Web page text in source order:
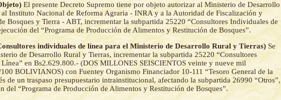
El presente Decreto Supremo tiene por objeto autorizar al Ministerio de Desarrollo
Instituto Nacional de Reforma Agraria - INRA y a la Autoridad de Fiscalización y
Bosques y Tierra - ABT, incrementar la subpartida 25220 “Consultores Individuales de
del “Programa de Producción de Alimentos y Restitución de Bosques”.
individuales de línea para el Ministerio de Desarrollo Rural y Tierras) Se
de Desarrollo Rural y Tierras, incrementar la subpartida 25220 “Consultores
en Bs2.629.800.- (DOS MILLONES SEISCIENTOS veinte y nueve mil
BOLIVIANOS) con Fuentey Organismo Financiador 10-111 “Tesoro General de la
de un traspaso presupuestario intrainstitucional, afectando la subpartida 26990 “Otros”,
del “Programa de Producción de Alimentos y Restitución de Bosques”.